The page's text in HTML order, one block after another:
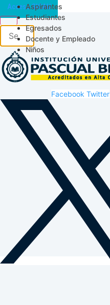
Aspirantes
Estudiantes
Egresados
Docente y Empleado
Niños
Acceso SICAU
Facebook Twitter